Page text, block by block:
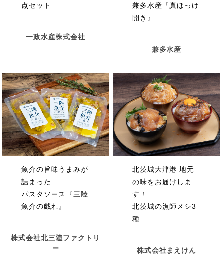
点セット
一政水産株式会社
兼多水産『真ほっけ
開き』
兼多水産
魚介の旨味うまみが
詰まった
パスタソース『三陸
魚介の戯れ』
株式会社北三陸ファクトリ
ー
北茨城大津港 地元
の味をお届けしま
す！
北茨城の漁師メシ3
種
株式会社まえけん